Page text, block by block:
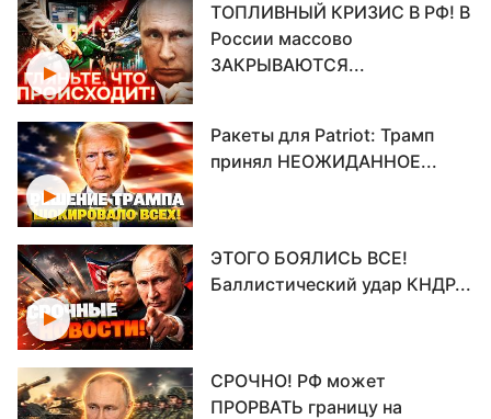
ТОПЛИВНЫЙ КРИЗИС В РФ! В
России массово
ЗАКРЫВАЮТСЯ...
Ракеты для Patriot: Трамп
принял НЕОЖИДАННОЕ...
ЭТОГО БОЯЛИСЬ ВСЕ!
Баллистический удар КНДР...
СРОЧНО! РФ может
ПРОРВАТЬ границу на